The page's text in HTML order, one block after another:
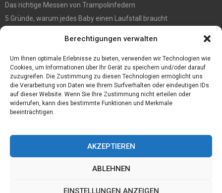
Berechtigungen verwalten
Um Ihnen optimale Erlebnisse zu bieten, verwenden wir Technologien wie
Cookies, um Informationen über Ihr Gerät zu speichern und/oder darauf
zuzugreifen. Die Zustimmung zu diesen Technologien ermöglicht uns
die Verarbeitung von Daten wie Ihrem Surfverhalten oder eindeutigen IDs
auf dieser Website. Wenn Sie Ihre Zustimmung nicht erteilen oder
widerrufen, kann dies bestimmte Funktionen und Merkmale
beeinträchtigen.
AKZEPTIEREN
ABLEHNEN
EINSTELLUNGEN ANZEIGEN
Das richtige Messen von Trampolinfedern
5 Gründe, warum jedes Baby einen Laufstall braucht
Die automatisierte Sackentleerung bringt zahlreiche Vorteile mit
sich